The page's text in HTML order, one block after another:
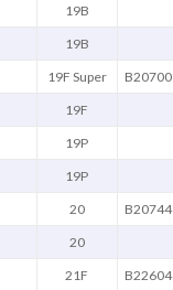
19B
19B
19F Super B20700
19F
19P
19P
20 B20744
20
21F B22604